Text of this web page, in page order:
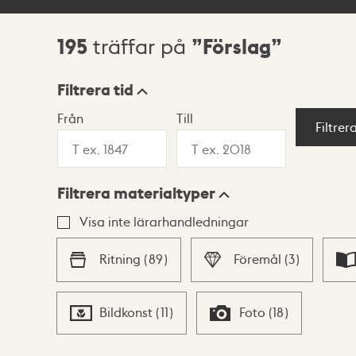
Sökresultat
195 träffar på Förslag
Visningsläge
Lista Karta
Filtrera tid
Från Till
Filtrera materialtyper
Visa inte lärarhandledningar
Ritning (89) Föremål (3)
Bildkonst (11) Foto (18)